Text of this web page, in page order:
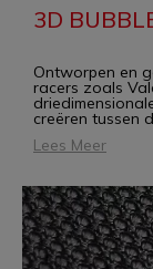
3D
Ontworpen en
racers zoals
creëren tussen
Lees Meer